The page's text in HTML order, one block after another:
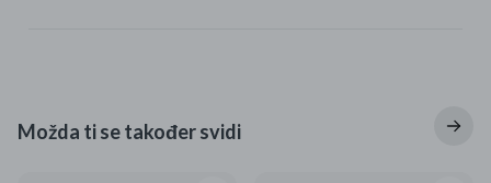
Možda ti se također svidi